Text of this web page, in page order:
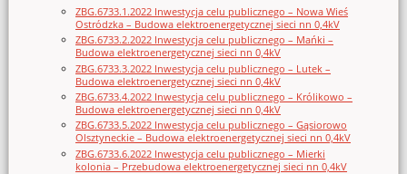
ZBG.6733.1.2022 Inwestycja celu publicznego – Nowa Wieś
Ostródzka – Budowa elektroenergetycznej sieci nn 0,4kV
ZBG.6733.2.2022 Inwestycja celu publicznego – Mańki –
Budowa elektroenergetycznej sieci nn 0,4kV
ZBG.6733.3.2022 Inwestycja celu publicznego – Lutek –
Budowa elektroenergetycznej sieci nn 0,4kV
ZBG.6733.4.2022 Inwestycja celu publicznego – Królikowo –
Budowa elektroenergetycznej sieci nn 0,4kV
ZBG.6733.5.2022 Inwestycja celu publicznego – Gąsiorowo
Olsztyneckie – Budowa elektroenergetycznej sieci nn 0,4kV
ZBG.6733.6.2022 Inwestycja celu publicznego – Mierki
kolonia – Przebudowa elektroenergetycznej sieci nn 0,4kV